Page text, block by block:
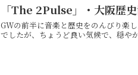
「The 2Pulse」・大阪歴
GWの前半に音楽と歴史をのんびり楽
でしたが、ちょうど良い気候で、穏や